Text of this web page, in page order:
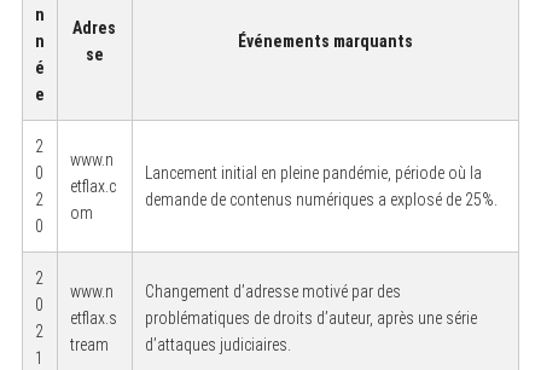
n
n
é
e
Adres
se
Événements marquants
2
0
2
0
www.n
etflax.c
om
Lancement initial en pleine pandémie, période où la
demande de contenus numériques a explosé de 25%.
2
0
2
1
www.n
etflax.s
tream
Changement d’adresse motivé par des
problématiques de droits d’auteur, après une série
d’attaques judiciaires.